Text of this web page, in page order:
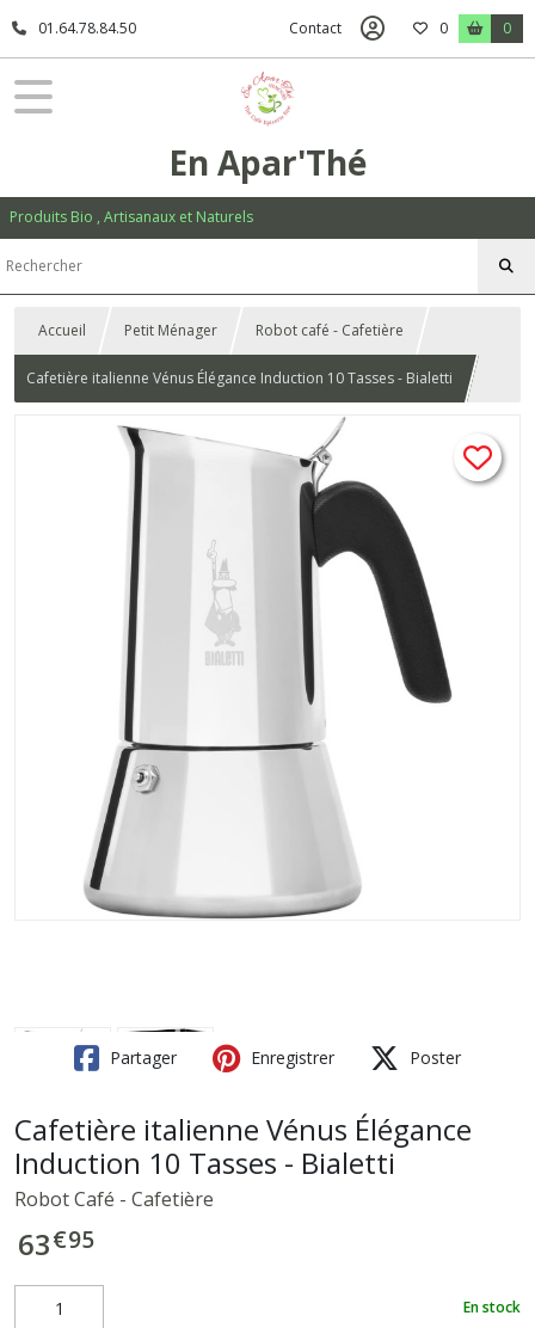
01.64.78.84.50 Contact 0 0
En Apar'Thé
Produits Bio , Artisanaux et Naturels
Accueil Petit Ménager Robot café - Cafetière
Cafetière italienne Vénus Élégance Induction 10 Tasses - Bialetti
Partager Enregistrer Poster
Cafetière italienne Vénus Élégance
Induction 10 Tasses - Bialetti
Robot Café - Cafetière
63€95
En stock